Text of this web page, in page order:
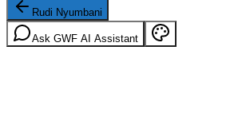
Rudi Nyumbani
Ask GWF AI Assistant